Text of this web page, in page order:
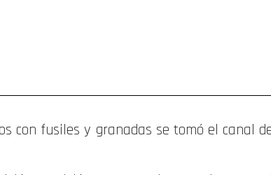
con fusiles y granadas se tomó el canal